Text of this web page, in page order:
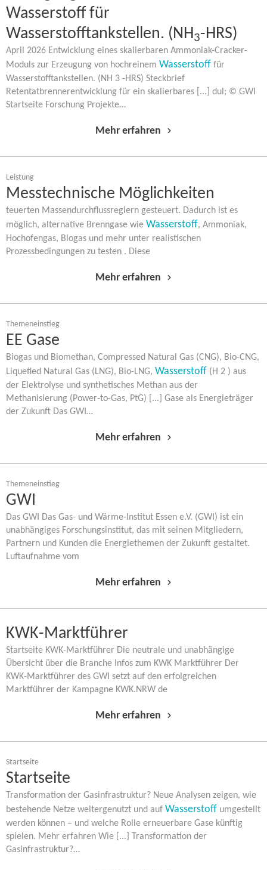
Wasserstoff für
Wasserstofftankstellen. (NH3-HRS)
April 2026 Entwicklung eines skalierbaren Ammoniak-​Cracker-
Moduls zur Erzeugung von hochreinem Wasserstoff für
Wasserstofftankstellen. (NH 3 -HRS) Steckbrief
Retentatbrennerentwicklung für ein skalierbares [...] dul; © GWI
Startseite Forschung Projekte…
Mehr erfahren
Leistung
Messtechnische Möglichkeiten
teuerten Massendurchflussreglern gesteuert. Dadurch ist es
möglich, alternative Brenngase wie Wasserstoff, Ammoniak,
Hochofengas, Biogas und mehr unter realistischen
Prozessbedingungen zu testen . Diese
Mehr erfahren
Themeneinstieg
EE Gase
Biogas und Biomethan, Compressed Natural Gas (CNG), Bio-​CNG,
Liquefied Natural Gas (LNG), Bio-​LNG, Wasserstoff (H 2 ) aus
der Elektrolyse und synthetisches Methan aus der
Methanisierung (Power-​to-Gas, PtG) [...] Gase als Energieträger
der Zukunft Das GWI…
Mehr erfahren
Themeneinstieg
GWI
Das GWI Das Gas- und Wärme-​Institut Essen e.V. (GWI) ist ein
unabhängiges Forschungsinstitut, das mit seinen Mitgliedern,
Partnern und Kunden die Energiethemen der Zukunft gestaltet.
Luftaufnahme vom
Mehr erfahren
KWK-​Marktführer
Startseite KWK-​Marktführer Die neutrale und unabhängige
Übersicht über die Branche Infos zum KWK Marktführer Der
KWK-​Marktführer des GWI setzt auf den erfolgreichen
Marktführer der Kampagne KWK.NRW de
Mehr erfahren
Startseite
Startseite
Transformation der Gasinfrastruktur? Neue Analysen zeigen, wie
bestehende Netze weitergenutzt und auf Wasserstoff umgestellt
werden können – und welche Rolle erneuerbare Gase künftig
spielen. Mehr erfahren Wie [...] Transformation der
Gasinfrastruktur?…